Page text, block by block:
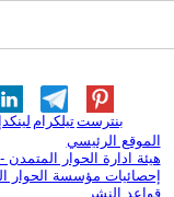
تيلكرامبنترست
الموقع الرئيسي
هيئة ادارة الحوار المتمدن -
إحصائيات مؤسسة الحوار
قواعد النشر